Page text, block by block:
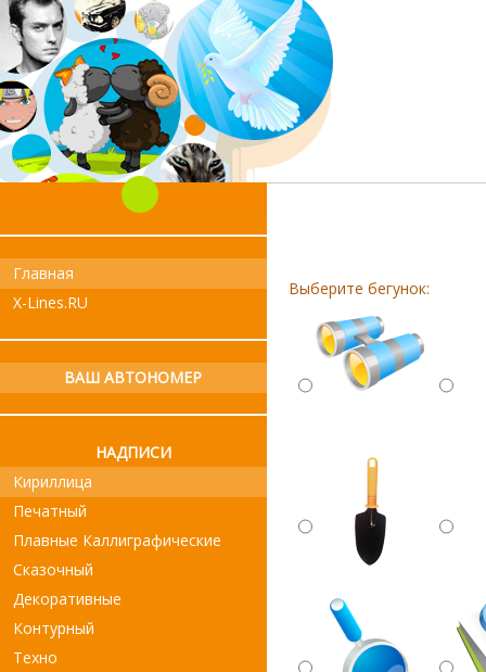
Главная
X-Lines.RU
ВАШ АВТОНОМЕР
НАДПИСИ
Кириллица
Печатный
Плавные Каллиграфические
Сказочный
Декоративные
Контурный
Техно
Выберите бегунок: